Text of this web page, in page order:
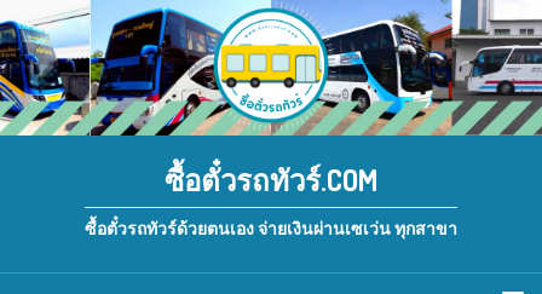
ซื้อตั๋วรถทัวร์.COM
ซื้อตั๋วรถทัวร์ด้วยตนเอง จ่ายเงินผ่านเซเว่น ทุกสาขา